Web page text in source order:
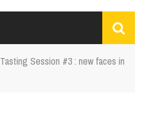
Tasting Session #3 : new faces in